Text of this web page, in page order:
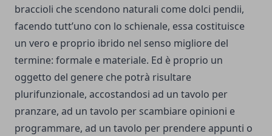
braccioli che scendono naturali come dolci pendii,
facendo tutt’uno con lo schienale, essa costituisce
un vero e proprio ibrido nel senso migliore del
termine: formale e materiale. Ed è proprio un
oggetto del genere che potrà risultare
plurifunzionale, accostandosi ad un tavolo per
pranzare, ad un tavolo per scambiare opinioni e
programmare, ad un tavolo per prendere appunti o